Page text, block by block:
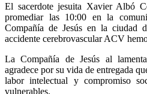
El sacerdote jesuita Xavier Albó
promediar las 10:00 en la
Compañía de Jesús en la ciudad
accidente cerebrovascular ACV
La Compañía de Jesús al
agradece por su vida de entregada
labor intelectual y compromiso
vulnerables.